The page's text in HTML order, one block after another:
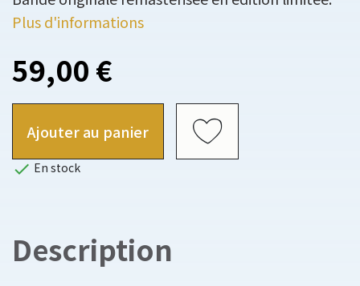
Plus d'informations
59,00 €
Ajouter au panier
 En stock
Description